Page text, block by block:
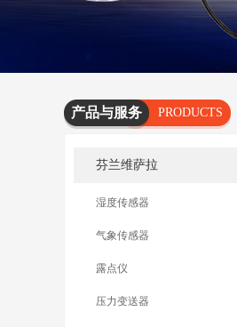
产品与服务
PRODUCTS
芬兰维萨拉
湿度传感器
气象传感器
露点仪
压力变送器